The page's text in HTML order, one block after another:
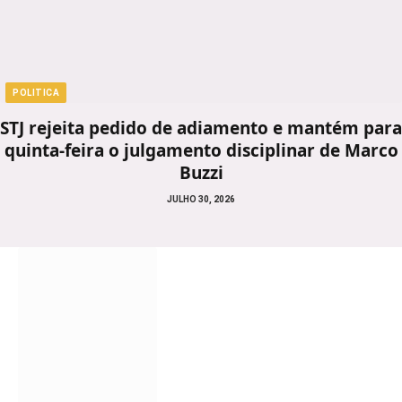
POLITICA
STJ rejeita pedido de adiamento e mantém para
quinta-feira o julgamento disciplinar de Marco
Buzzi
JULHO 30, 2026